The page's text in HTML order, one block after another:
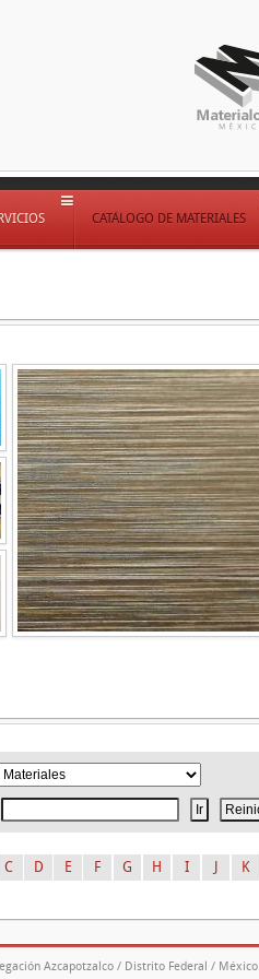
CATÁLOGO DE MATERIALES
C D E F G H I K
Azcapotzalco / Distrito Federal / México